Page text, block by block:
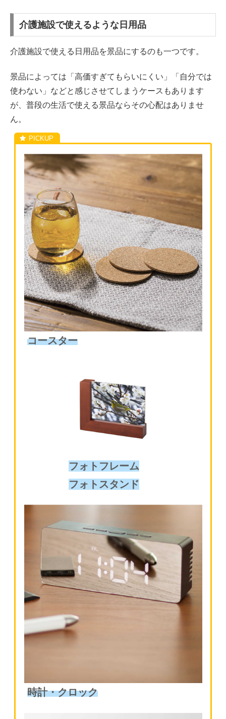
介護施設で使えるような日用品
介護施設で使える日用品を景品にするのも一つです。
景品によっては「高価すぎてもらいにくい」「自分では
使わない」などと感じさせてしまうケースもあります
が、普段の生活で使える景品ならその心配はありませ
ん。
コースター
フォトフレーム
フォトスタンド
時計・クロック